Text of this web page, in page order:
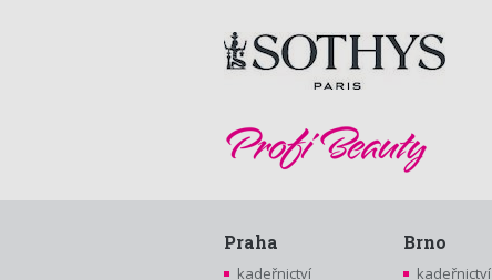
Praha
kadeřnictví
Brno
kadeřnictví